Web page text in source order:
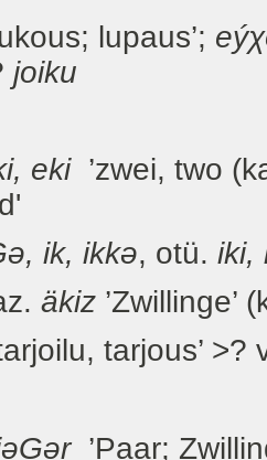
lupaus’;
joiku
eki’zwei, two
ə, ik, ikkə, otü. iki,
äkiz ’Zwillinge’
tarjous’ >?
Gər’Paar;